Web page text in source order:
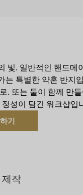
빛. 일반적인 핸드메
는 특별한 약혼 반지
. 또는 둘이 함께 만
성이 담긴 워크샵입
기
제작